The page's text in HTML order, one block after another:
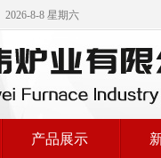
2026-8-8 星期六
产品展示